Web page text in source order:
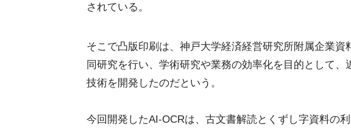
されている。
そこで凸版印刷は、神戸大学経済経営研究所附属企業
同研究を行い、学術研究や業務の効率化を目的として
技術を開発したのだという。
今回開発したAI-OCRは、古文書解読とくずし字資料の